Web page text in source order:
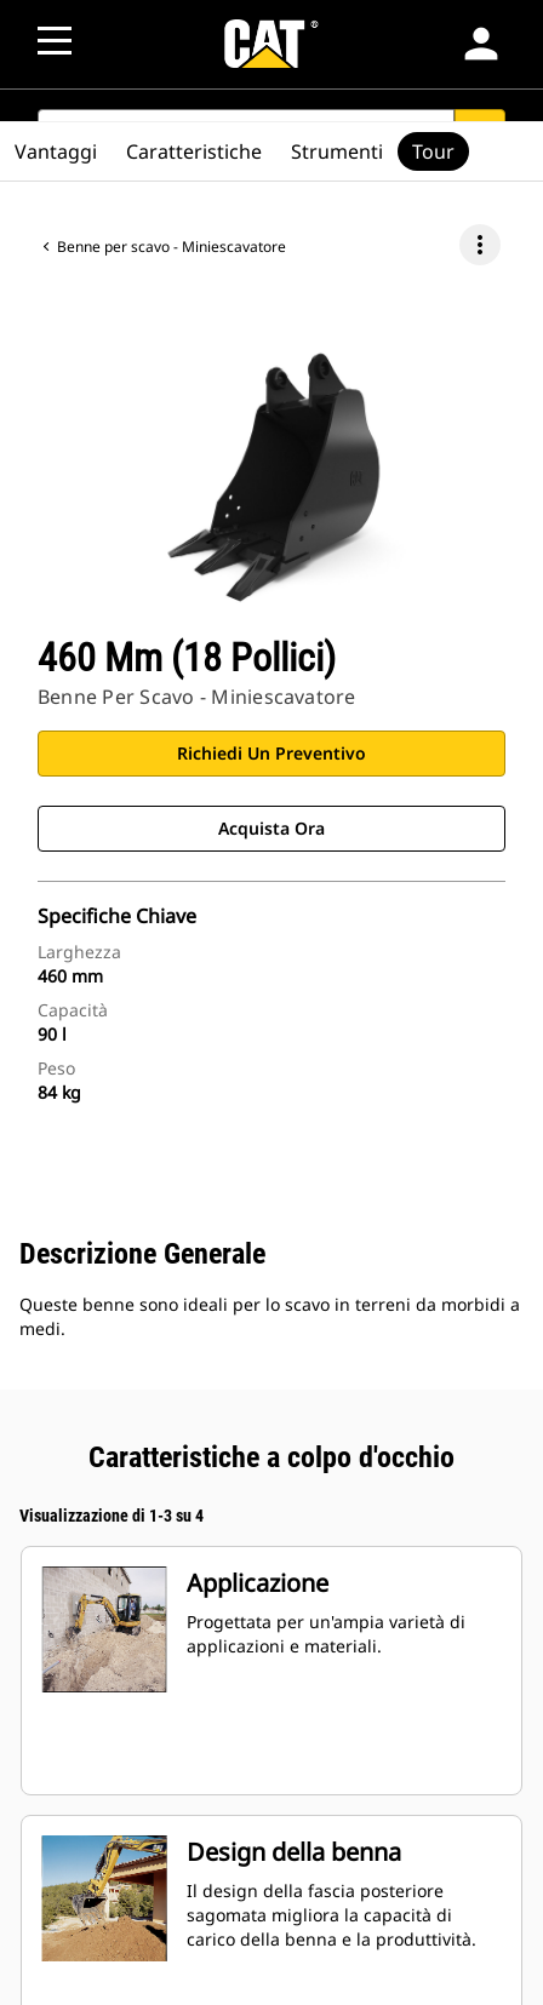
person
SEARCH search
Benne per scavo - Miniescavatore more_vert
460 Mm (18 Pollici)
Benne Per Scavo - Miniescavatore
Richiedi Un Preventivo
Acquista Ora
Specifiche Chiave
Larghezza
460 mm
Capacità
90 l
Peso
84 kg
Vantaggi Caratteristiche Strumenti Tour
Descrizione Generale
Queste benne sono ideali per lo scavo in terreni da morbidi a
medi.
Caratteristiche a colpo d'occhio
Visualizzazione di 1-3 su 4
Applicazione
Progettata per un'ampia varietà di
applicazioni e materiali.
Design della benna
Il design della fascia posteriore
sagomata migliora la capacità di
carico della benna e la produttività.